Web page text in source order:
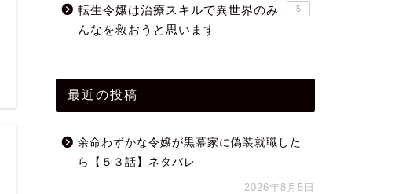
転生令嬢は治療スキルで異世界のみ
んなを救おうと思います
5
最近の投稿
余命わずかな令嬢が黒幕家に偽装就職した
ら【５３話】ネタバレ
2026年8月5日